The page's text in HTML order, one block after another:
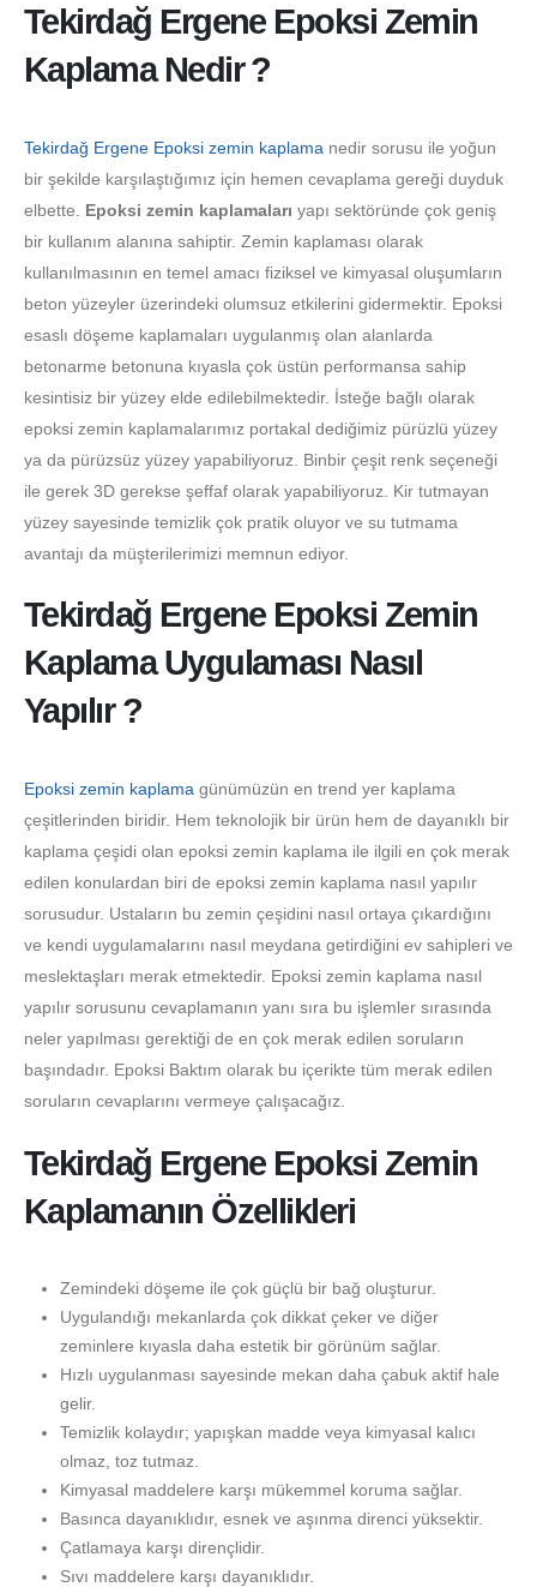
Tekirdağ Ergene Epoksi Zemin
Kaplama Nedir ?
Tekirdağ Ergene Epoksi zemin kaplama nedir sorusu ile yoğun
bir şekilde karşılaştığımız için hemen cevaplama gereği duyduk
elbette. Epoksi zemin kaplamaları yapı sektöründe çok geniş
bir kullanım alanına sahiptir. Zemin kaplaması olarak
kullanılmasının en temel amacı fiziksel ve kimyasal oluşumların
beton yüzeyler üzerindeki olumsuz etkilerini gidermektir. Epoksi
esaslı döşeme kaplamaları uygulanmış olan alanlarda
betonarme betonuna kıyasla çok üstün performansa sahip
kesintisiz bir yüzey elde edilebilmektedir. İsteğe bağlı olarak
epoksi zemin kaplamalarımız portakal dediğimiz pürüzlü yüzey
ya da pürüzsüz yüzey yapabiliyoruz. Binbir çeşit renk seçeneği
ile gerek 3D gerekse şeffaf olarak yapabiliyoruz. Kir tutmayan
yüzey sayesinde temizlik çok pratik oluyor ve su tutmama
avantajı da müşterilerimizi memnun ediyor.
Tekirdağ Ergene Epoksi Zemin
Kaplama Uygulaması Nasıl
Yapılır ?
Epoksi zemin kaplama günümüzün en trend yer kaplama
çeşitlerinden biridir. Hem teknolojik bir ürün hem de dayanıklı bir
kaplama çeşidi olan epoksi zemin kaplama ile ilgili en çok merak
edilen konulardan biri de epoksi zemin kaplama nasıl yapılır
sorusudur. Ustaların bu zemin çeşidini nasıl ortaya çıkardığını
ve kendi uygulamalarını nasıl meydana getirdiğini ev sahipleri ve
meslektaşları merak etmektedir. Epoksi zemin kaplama nasıl
yapılır sorusunu cevaplamanın yanı sıra bu işlemler sırasında
neler yapılması gerektiği de en çok merak edilen soruların
başındadır. Epoksi Baktım olarak bu içerikte tüm merak edilen
soruların cevaplarını vermeye çalışacağız.
Tekirdağ Ergene Epoksi Zemin
Kaplamanın Özellikleri
Zemindeki döşeme ile çok güçlü bir bağ oluşturur.
Uygulandığı mekanlarda çok dikkat çeker ve diğer
zeminlere kıyasla daha estetik bir görünüm sağlar.
Hızlı uygulanması sayesinde mekan daha çabuk aktif hale
gelir.
Temizlik kolaydır; yapışkan madde veya kimyasal kalıcı
olmaz, toz tutmaz.
Kimyasal maddelere karşı mükemmel koruma sağlar.
Basınca dayanıklıdır, esnek ve aşınma direnci yüksektir.
Çatlamaya karşı dirençlidir.
Sıvı maddelere karşı dayanıklıdır.